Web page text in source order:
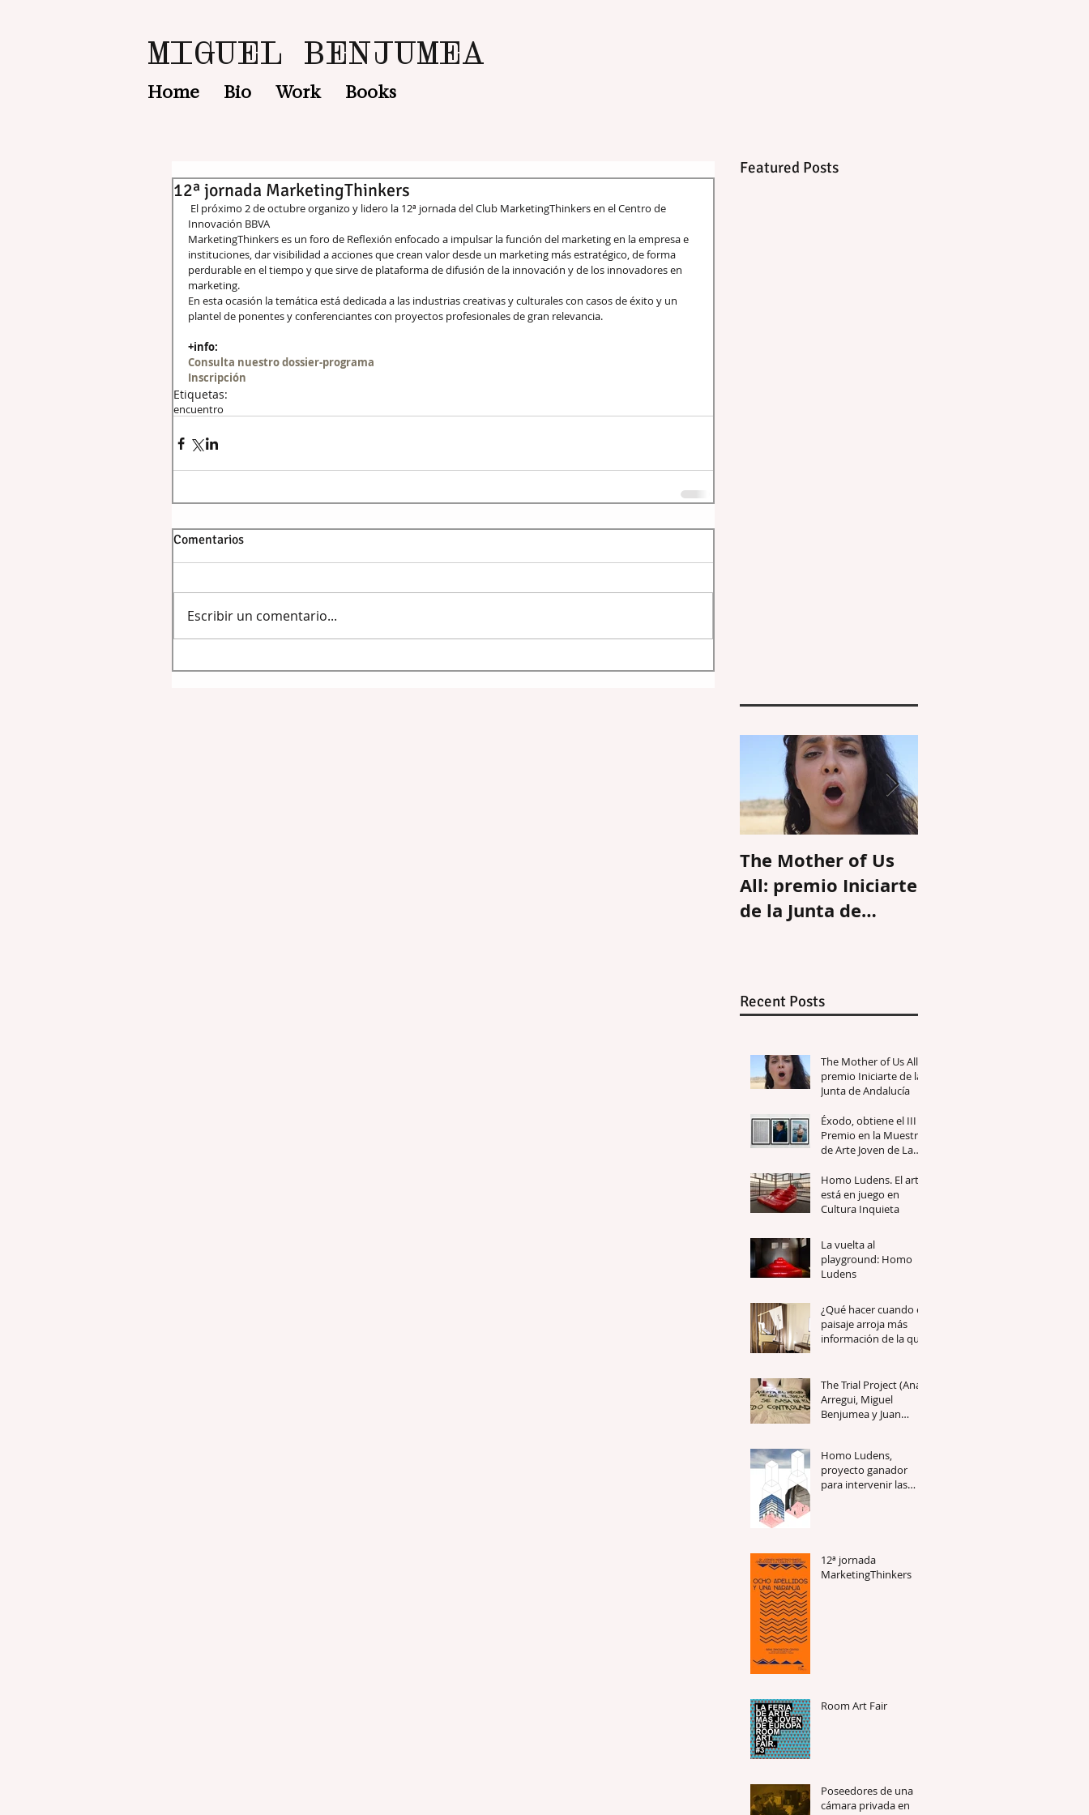
MIGUEL BENJUMEA
Home Bio Work Books
12ª jornada MarketingThinkers
Innovación BBVA
MarketingThinkers es un foro de Reflexión enfocado a impulsar la función del marketing en la empresa e
instituciones, dar visibilidad a acciones que crean valor desde un marketing más estratégico, de forma
perdurable en el tiempo y que sirve de plataforma de difusión de la innovación y de los innovadores en
marketing.
En esta ocasión la temática está dedicada a las industrias creativas y culturales con casos de éxito y un
plantel de ponentes y conferenciantes con proyectos profesionales de gran relevancia.
+info:
Consulta nuestro dossier-programa
Inscripción
Etiquetas:
encuentro
Comentarios
Escribir un comentario...
Featured Posts
The Mother of Us
All: premio Iniciarte
de la Junta de
Recent Posts
The Mother of Us All:
premio Iniciarte de la
Junta de Andalucía
Éxodo, obtiene el III
Premio en la Muestra
de Arte Joven de La
Homo Ludens. El arte
está en juego en
Cultura Inquieta
La vuelta al
playground: Homo
Ludens
¿Qué hacer cuando el
paisaje arroja más
información de la que
The Trial Project (Ana
Arregui, Miguel
Benjumea y Juan
Homo Ludens,
proyecto ganador
para intervenir las
12ª jornada
MarketingThinkers
Room Art Fair
Poseedores de una
cámara privada en